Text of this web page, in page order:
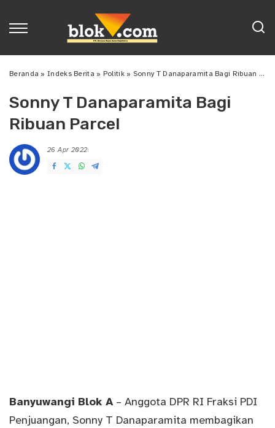
Beranda »Indeks Berita » Politik» Sonny T Danaparamita Bagi Ribuan Parcel
Sonny T Danaparamita Bagi
Ribuan Parcel
26 Apr 2022
Posted
by
Banyuwangi Blok A– Anggota DPR RI Fraksi PDI
Penjuangan, Sonny T Danaparamita membagikan